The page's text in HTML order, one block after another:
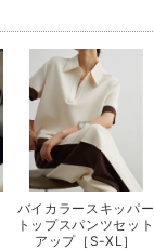
バイカラースキッパー
トップスパンツセット
アップ［S-XL］